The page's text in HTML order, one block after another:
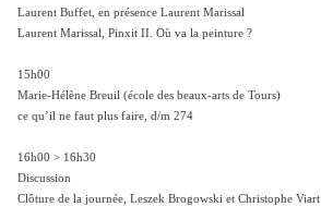
Laurent Buffet, en présence Laurent Marissal
Laurent Marissal, Pinxit II. Où va la peinture ?
15h00
Marie-Hélène Breuil (école des beaux-arts de Tours)
ce quʼil ne faut plus faire, d/m 274
16h00 > 16h30
Discussion
Clôture de la journée, Leszek Brogowski et Christophe Viart